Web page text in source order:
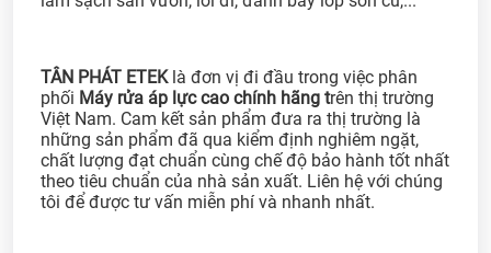
TÂN PHÁT ETEK là đơn vị đi đầu trong việc phân
phối Máy rửa áp lực cao chính hãng trên thị trường
Việt Nam. Cam kết sản phẩm đưa ra thị trường là
những sản phẩm đã qua kiểm định nghiêm ngặt,
chất lượng đạt chuẩn cùng chế độ bảo hành tốt nhất
theo tiêu chuẩn của nhà sản xuất. Liên hệ với chúng
tôi để được tư vấn miễn phí và nhanh nhất.